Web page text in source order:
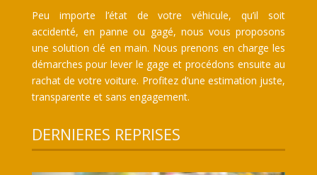
Peu importe l’état de votre véhicule, qu’il soit
accidenté, en panne ou gagé, nous vous proposons
une solution clé en main. Nous prenons en charge les
démarches pour lever le gage et procédons ensuite au
rachat de votre voiture. Profitez d’une estimation juste,
transparente et sans engagement.
DERNIERES REPRISES